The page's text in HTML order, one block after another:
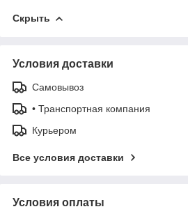
Скрыть
Условия доставки
Самовывоз
• Транспортная компания
Курьером
Все условия доставки
Условия оплаты